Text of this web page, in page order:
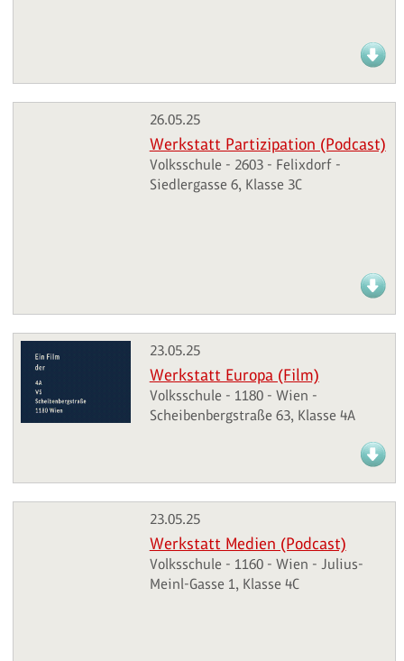
26.05.25
Werkstatt Partizipation (Podcast)
Volksschule - 2603 - Felixdorf -
Siedlergasse 6, Klasse 3C
23.05.25
Werkstatt Europa (Film)
Volksschule - 1180 - Wien -
Scheibenbergstraße 63, Klasse 4A
23.05.25
Werkstatt Medien (Podcast)
Volksschule - 1160 - Wien - Julius-
Meinl-Gasse 1, Klasse 4C